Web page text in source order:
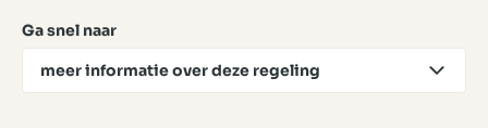
Ga snel naar
meer informatie over deze regeling